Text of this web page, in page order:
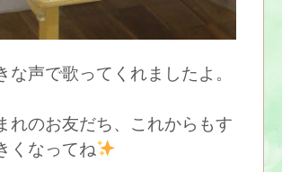
な声で歌ってくれましたよ。
れのお友だち、これからもす
くなってね